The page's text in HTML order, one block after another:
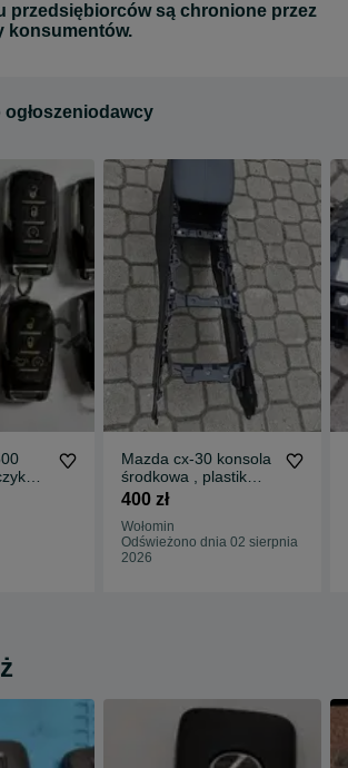
przedsiębiorców są chronione przez
konsumentów.
Mazda cx-30 konsola
środkowa , plastik
,środek
400 zł
Wołomin
Odświeżono dnia 02 sierpnia
2026